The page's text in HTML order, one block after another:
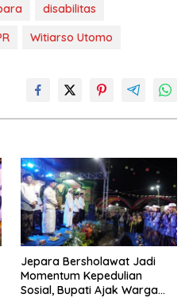
disabilitas
Witiarso Utomo
Jepara Bersholawat Jadi
Momentum Kepedulian
Sosial, Bupati Ajak Warga